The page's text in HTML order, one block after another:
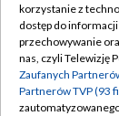
Abonament
Emisja w TVP
Centrum
korzystanie z
dostęp do
przechowywanie
nas, czyli Telewizję
Zaufanych
Partnerów TVP (93